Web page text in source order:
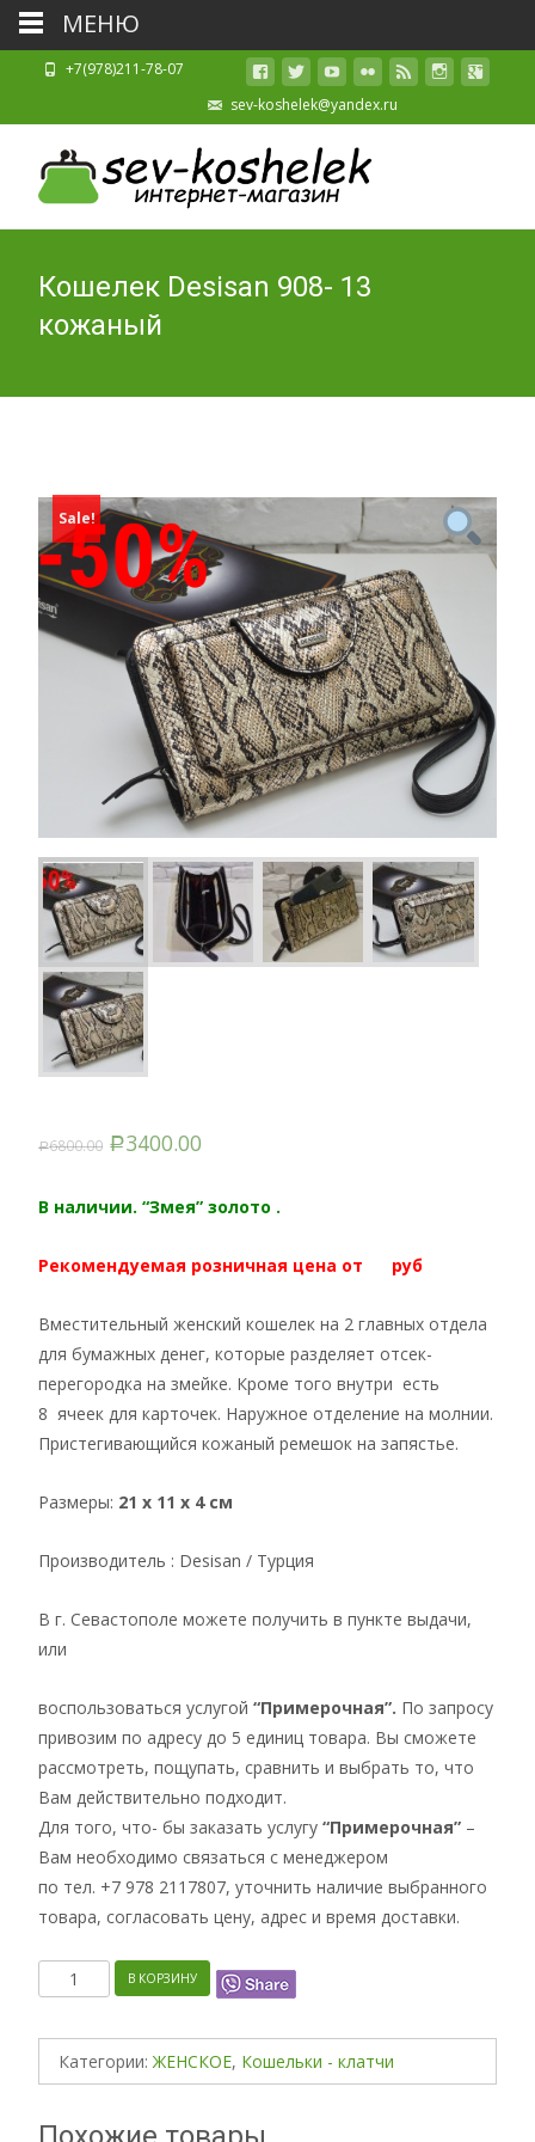
+7(978)211-78-07
sev-koshelek@yandex.ru
Кошелек Desisan 908- 13
кожаный
Sale!
Р6800.00 Р3400.00
В наличии. “Змея” золото .
Рекомендуемая розничная цена от руб
Вместительный женский кошелек на 2 главных отдела
для бумажных денег, которые разделяет отсек-
перегородка на змейке. Кроме того внутри есть
8 ячеек для карточек. Наружное отделение на молнии.
Пристегивающийся кожаный ремешок на запястье.
Размеры: 21 x 11 x 4 см
Производитель : Desisan / Турция
В г. Севастополе можете получить в пункте выдачи,
или
воспользоваться услугой “Примерочная”. По запросу
привозим по адресу до 5 единиц товара. Вы сможете
рассмотреть, пощупать, сравнить и выбрать то, что
Вам действительно подходит.
Для того, что- бы заказать услугу “Примерочная” –
Вам необходимо связаться с менеджером
по тел. +7 978 2117807, уточнить наличие выбранного
товара, согласовать цену, адрес и время доставки.
КоличествоВ КОРЗИНУ
Категории: ЖЕНСКОЕ, Кошельки - клатчи
МЕНЮ